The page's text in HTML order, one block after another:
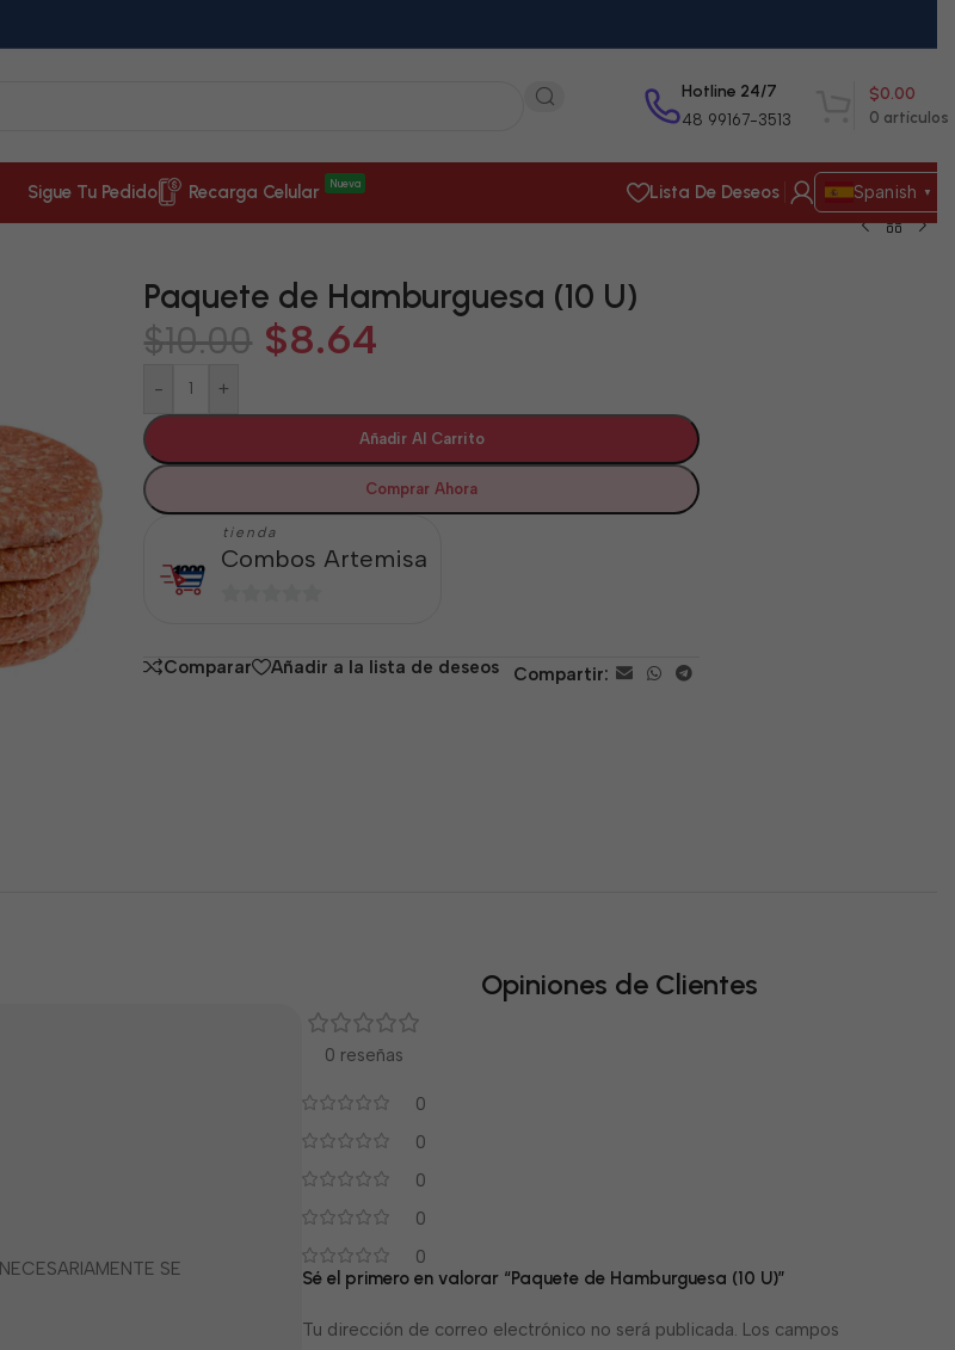
Hotline 24/7
48 99167-3513 0 artículos
$0.00
Sigue Tu Pedido Recarga Celular Nueva Lista De Deseos Spanish ▼
Paquete de Hamburguesa (10 U)
$10.00 $8.64
- +
Añadir Al Carrito
Comprar Ahora
tienda
Combos Artemisa
5
Comparar Añadir a la lista de deseos Compartir:
SE
Opiniones de Clientes
0 reseñas
0
0
0
0
0
Sé el primero en valorar “Paquete de Hamburguesa (10 U)”
Tu dirección de correo electrónico no será publicada. Los campos